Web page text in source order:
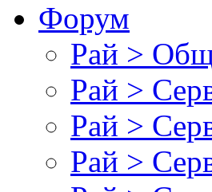
Форум
Рай >
Рай >
Рай >
Рай >